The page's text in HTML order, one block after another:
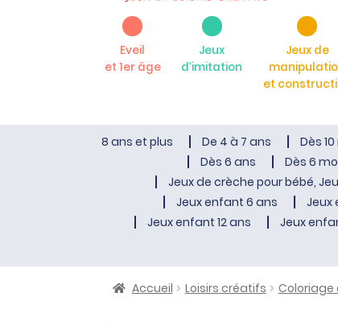
Eveil
et 1er âge
Jeux
d’imitation
Jeux de
et
8 ans et plus De 4 à 7 ans Dès
Dès 6 ans
Dès 6
Jeux de crèche pour bébé,
Jeux enfant 6 ans
Jeux
Jeux enfant 12 ans
Jeux
Accueil Loisirs créatifs Coloriage